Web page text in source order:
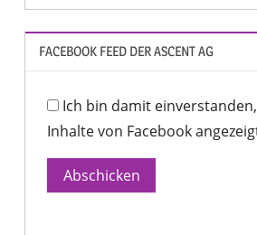
FACEBOOK FEED DER ASCENT AG
Ich bin damit
Inhalte von Facebook
Abschicken